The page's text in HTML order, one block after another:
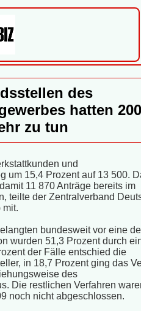
des
hatten
zu tun
und
um 15,4 Prozent auf 13 500.
11 870 Anträge bereits im
teilte der Zentralverband
mit.
bundesweit vor eine
wurden 51,3 Prozent durch
der Fälle entschied die
in 18,7 Prozent ging das
des
Die restlichen Verfahren
noch nicht abgeschlossen.